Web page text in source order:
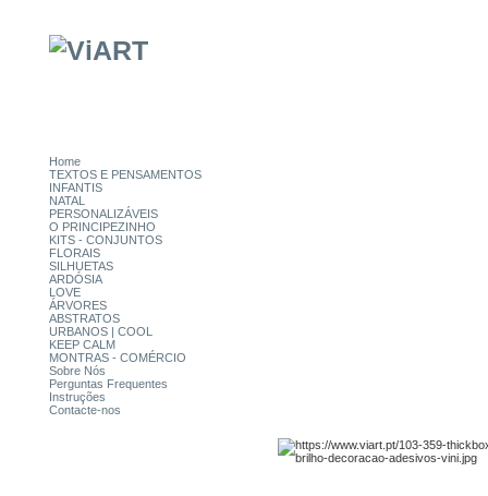
Home
TEXTOS E PENSAMENTOS
INFANTIS
NATAL
PERSONALIZÁVEIS
O PRINCIPEZINHO
KITS - CONJUNTOS
FLORAIS
SILHUETAS
ARDÓSIA
LOVE
ÁRVORES
ABSTRATOS
URBANOS | COOL
KEEP CALM
MONTRAS - COMÉRCIO
Sobre Nós
Perguntas Frequentes
Instruções
Contacte-nos